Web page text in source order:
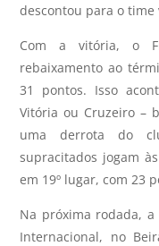
descontou para o time
Com a vitória, o
rebaixamento ao
31 pontos. Isso
Vitória ou Cruzeiro –
uma derrota do
supracitados jogam
em 19º lugar, com 23
Na próxima rodada,
Internacional, no